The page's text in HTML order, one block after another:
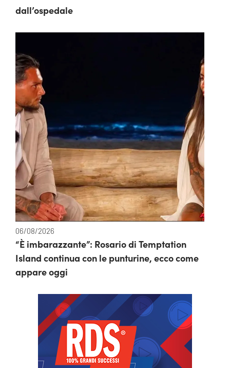
dall’ospedale
06/08/2026
“È imbarazzante”: Rosario di Temptation
Island continua con le punturine, ecco come
appare oggi